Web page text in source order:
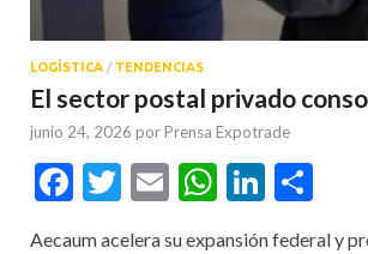
LOGÍSTICA / TENDENCIAS
El sector postal privado
junio 24, 2026 por Prensa Expotrade
Facebook
Twitter
Email
Aecaum acelera su expansión federal y